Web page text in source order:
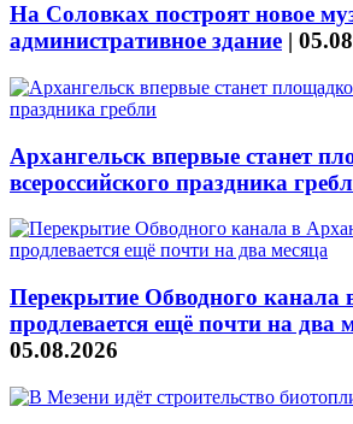
На Соловках построят новое
административное здание |
Архангельск впервые станет
всероссийского праздника
Перекрытие Обводного канала
продлевается ещё почти на два
05.08.2026